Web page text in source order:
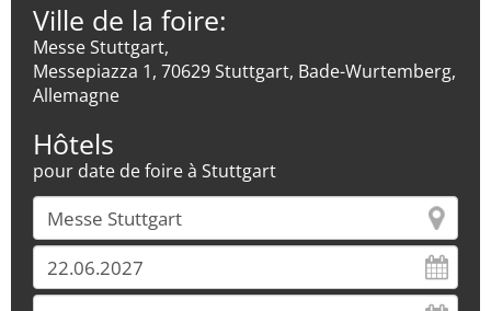
Ville de la foire:
Messe Stuttgart,
Messepiazza 1, 70629 Stuttgart, Bade-Wurtemberg,
Allemagne
Hôtels
pour date de foire à Stuttgart